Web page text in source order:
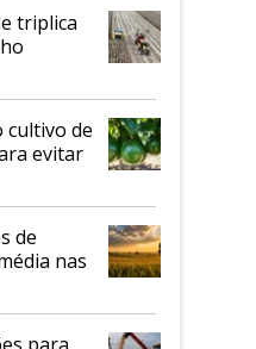
triplica
cultivo de
evitar
de
nas